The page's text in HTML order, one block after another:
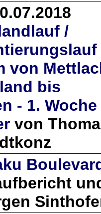
/
von
bis
- 1. Woche
von